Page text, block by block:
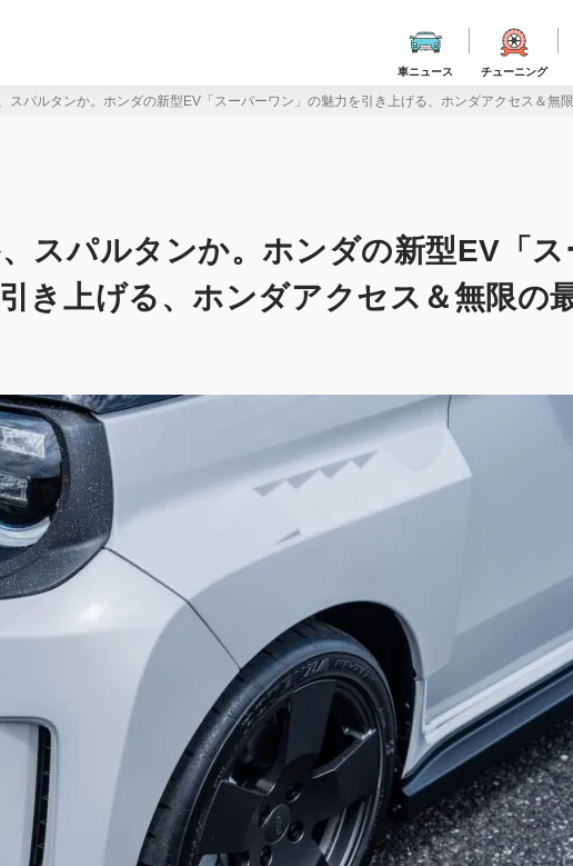
車ニュース チューニング
スパルタンか。ホンダの新型EV「スーパーワン」の魅力を引き上げる、ホンダアクセス＆無
スパルタンか。ホンダの新型EV「ス
き上げる、ホンダアクセス＆無限の